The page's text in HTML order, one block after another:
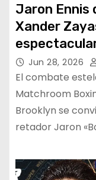
Jaron Ennis
Xander
Jun 28, 2026
El combate
Matchroom
Brooklyn se
retador Jaron